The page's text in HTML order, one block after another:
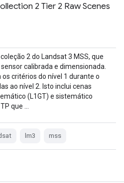
2 Tier 2 Raw Scenes
2 do Landsat 3 MSS, que
calibrada e dimensionada.
critérios do nível 1 durante o
ao nível 2. Isto inclui cenas
(L1GT) e sistemático
que …
lm3 mss